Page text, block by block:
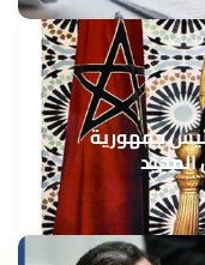
جمهورية